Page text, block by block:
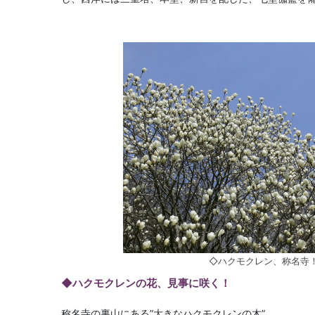
◇ハクモクレン、称名寺
◆ハクモクレンの花、見事に咲く！